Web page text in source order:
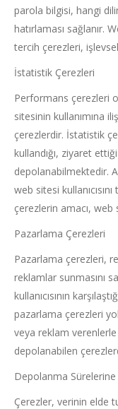
parola bilgisi, hangi
hatırlaması sağlanır.
tercih çerezleri,
İstatistik Çerezleri
Performans çerezleri
sitesinin kullanımına
çerezlerdir. İstatistik
kullandığı, ziyaret
depolanabilmektedir.
web sitesi
çerezlerin amacı,
Pazarlama Çerezleri
Pazarlama çerezleri,
reklamlar sunmasını
kullanıcısının
pazarlama çerezleri
veya reklam verenlerle
depolanabilen
Depolanma
Çerezler, verinin elde